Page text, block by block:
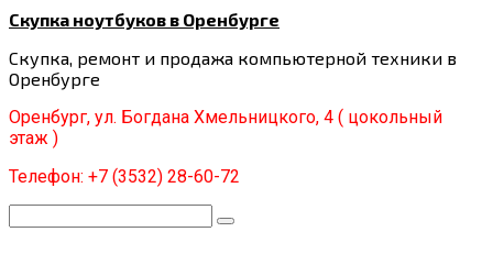
Перейти
контенту
Скупка ноутбуков в Оренбурге
Скупка, ремонт и продажа компьютерной техники в
Оренбурге
Оренбург, ул. Богдана Хмельницкого, 4 ( цокольный
этаж )
Телефон: +7 (3532) 28-60-72